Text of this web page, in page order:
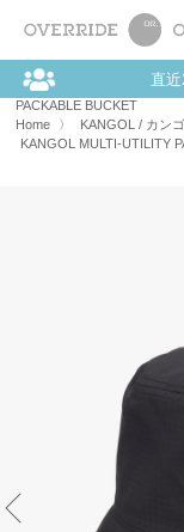
All
Home KANGOL / カン
PACKABLE BUCKET
Home
〉 KANGOL / カン
KANGOL MULTI-UTILITY
直